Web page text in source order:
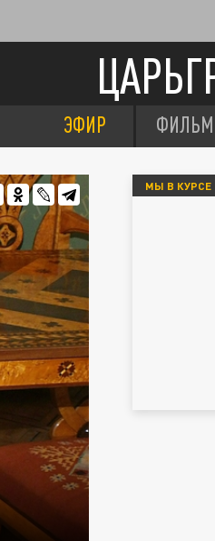
ЭФИР
МЫ В КУРСЕ